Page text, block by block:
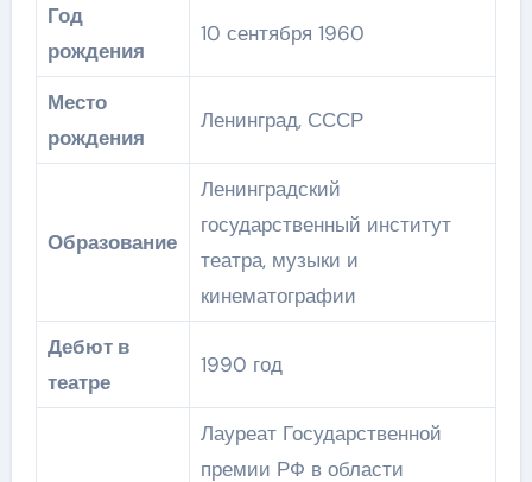
Год
рождения
10 сентября 1960
Место
рождения
Ленинград, СССР
Образование
Ленинградский
государственный институт
театра, музыки и
кинематографии
Дебют в
театре
1990 год
Лауреат Государственной
премии РФ в области